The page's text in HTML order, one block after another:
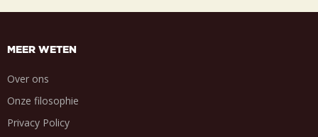
MEER WETEN
Over ons
Onze filosophie
Privacy Policy